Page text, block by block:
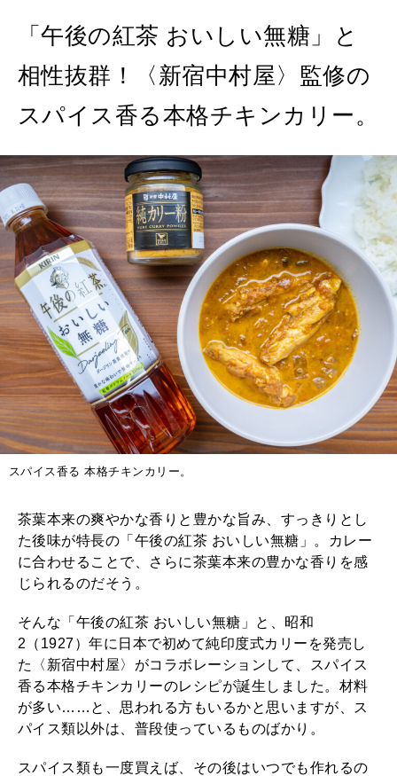
2026年7月号「鎌倉 ローカルが 教えてくれた 本当の歩き方。」
2026年6月号「大銀座 トレンドが生まれる 新しい一流店へ。」
2026年5月号「“大好き”に出会いに。韓国」
2026年4月号「未来をつくる、学びの教科書。」
2026年3月号「スイーツ予想図 2026」
2026年2月号「良運を掴む 新・開運術。」
2026年1月号「猫がいれば、幸せ」
2025年12月号「お酒の新常識。」
MAGAZINE MOOK
FOLLOW US!
「午後の紅茶 おいしい無糖」と
相性抜群！〈新宿中村屋〉監修の
スパイス香る本格チキンカリー。
スパイス香る 本格チキンカリー。
茶葉本来の爽やかな香りと豊かな旨み、すっきりとし
た後味が特長の「午後の紅茶 おいしい無糖」。カレー
に合わせることで、さらに茶葉本来の豊かな香りを感
じられるのだそう。
そんな「午後の紅茶 おいしい無糖」と、昭和
2（1927）年に日本で初めて純印度式カリーを発売し
た〈新宿中村屋〉がコラボレーションして、スパイス
香る本格チキンカリーのレシピが誕生しました。材料
が多い……と、思われる方もいるかと思いますが、ス
パイス類以外は、普段使っているものばかり。
スパイス類も一度買えば、その後はいつでも作れるの